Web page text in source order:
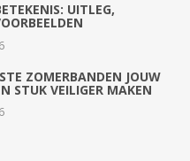
UITLEG,
ZOMERBANDEN JOUW
STUK VEILIGER MAKEN